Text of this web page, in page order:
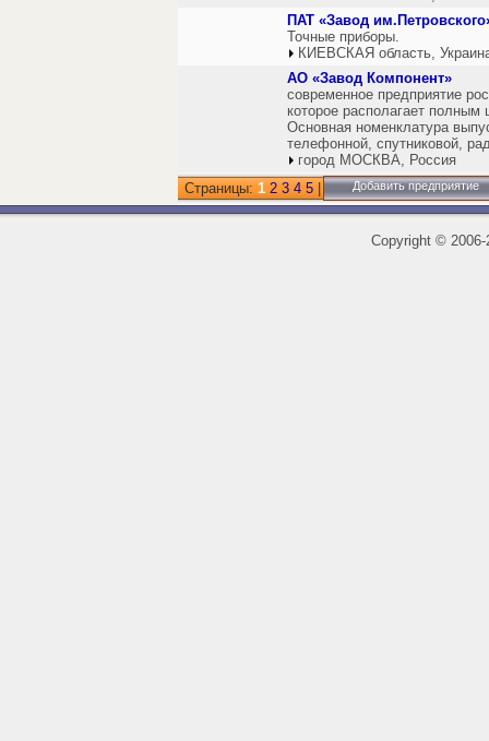
ПАТ «Завод
Точные приборы.
КИЕВСКАЯ область,
АО «Завод Компонент»
современное предприятие
которое располагает полным
Основная номенклатура
телефонной, спутниковой,
город МОСКВА, Россия
Страницы: 1 2 3 4 5 Добавить предприятие
Copyright ©